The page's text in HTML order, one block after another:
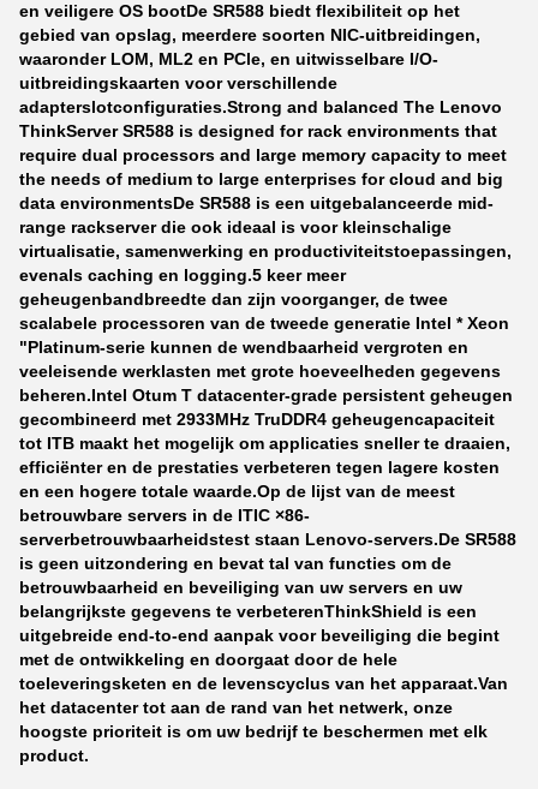
en veiligere OS bootDe SR588 biedt flexibiliteit op het
gebied van opslag, meerdere soorten NIC-uitbreidingen,
waaronder LOM, ML2 en PCle, en uitwisselbare I/O-
uitbreidingskaarten voor verschillende
adapterslotconfiguraties.Strong and balanced The Lenovo
ThinkServer SR588 is designed for rack environments that
require dual processors and large memory capacity to meet
the needs of medium to large enterprises for cloud and big
data environmentsDe SR588 is een uitgebalanceerde mid-
range rackserver die ook ideaal is voor kleinschalige
virtualisatie, samenwerking en productiviteitstoepassingen,
evenals caching en logging.5 keer meer
geheugenbandbreedte dan zijn voorganger, de twee
scalabele processoren van de tweede generatie Intel * Xeon
"Platinum-serie kunnen de wendbaarheid vergroten en
veeleisende werklasten met grote hoeveelheden gegevens
beheren.Intel Otum T datacenter-grade persistent geheugen
gecombineerd met 2933MHz TruDDR4 geheugencapaciteit
tot ITB maakt het mogelijk om applicaties sneller te draaien,
efficiënter en de prestaties verbeteren tegen lagere kosten
en een hogere totale waarde.Op de lijst van de meest
betrouwbare servers in de ITIC ×86-
serverbetrouwbaarheidstest staan Lenovo-servers.De SR588
is geen uitzondering en bevat tal van functies om de
betrouwbaarheid en beveiliging van uw servers en uw
belangrijkste gegevens te verbeterenThinkShield is een
uitgebreide end-to-end aanpak voor beveiliging die begint
met de ontwikkeling en doorgaat door de hele
toeleveringsketen en de levenscyclus van het apparaat.Van
het datacenter tot aan de rand van het netwerk, onze
hoogste prioriteit is om uw bedrijf te beschermen met elk
product.